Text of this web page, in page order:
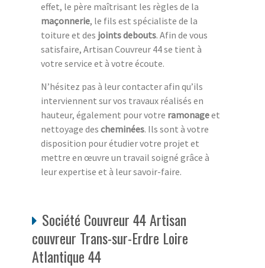
effet, le père maîtrisant les règles de la
maçonnerie, le fils est spécialiste de la
toiture et des joints debouts. Afin de vous
satisfaire, Artisan Couvreur 44 se tient à
votre service et à votre écoute.
N’hésitez pas à leur contacter afin qu’ils
interviennent sur vos travaux réalisés en
hauteur, également pour votre ramonageet
nettoyage des cheminées. Ils sont à votre
disposition pour étudier votre projet et
mettre en œuvre un travail soigné grâce à
leur expertise et à leur savoir-faire.
Société Couvreur 44 Artisan
couvreur Trans-sur-Erdre Loire
Atlantique 44